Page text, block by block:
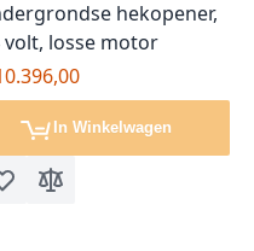
hekopener,
volt, losse motor
In Winkelwagen
toe aan verlanglijst
Toevoegen om te